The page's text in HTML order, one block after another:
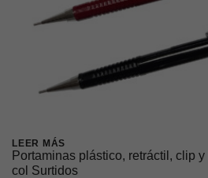
LEER MÁS
Portaminas plástico, retráctil, clip
col Surtidos